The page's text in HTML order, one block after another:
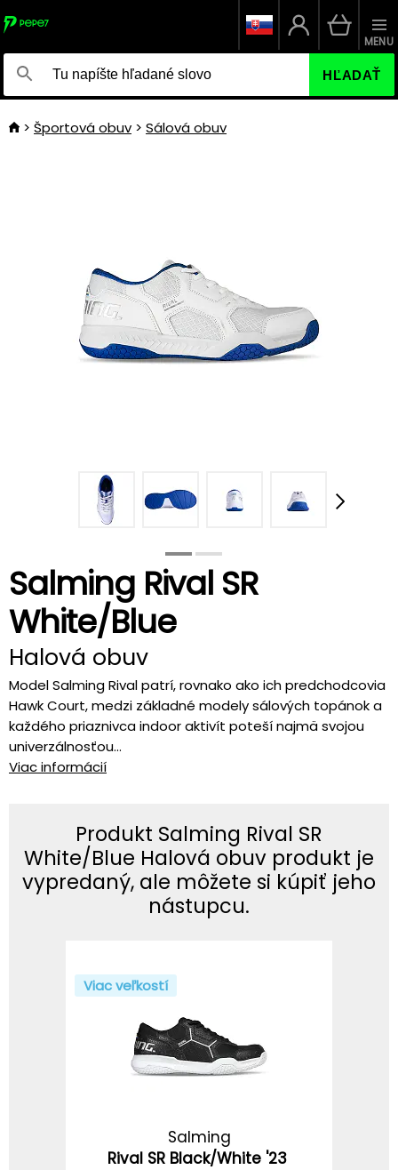
HĽADAŤ
MENU
Športová obuv Sálová obuv
Salming Rival SR
White/Blue
Halová obuv
Model Salming Rival patrí, rovnako ako ich predchodcovia
Hawk Court, medzi základné modely sálových topánok a
každého priaznivca indoor aktivít poteší najmä svojou
univerzálnosťou...
Viac informácií
Produkt Salming Rival SR
White/Blue Halová obuv produkt je
vypredaný, ale môžete si kúpiť jeho
nástupcu.
Viac veľkostí
Salming
Rival SR Black/White '23